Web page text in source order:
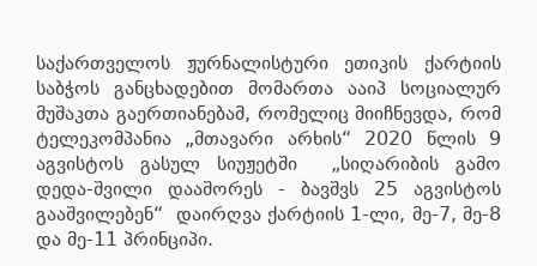
საქართველოს ჟურნალისტური ეთიკის ქარტიის
საბჭოს განცხადებით მომართა ააიპ სოციალურ
მუშაკთა გაერთიანებამ, რომელიც მიიჩნევდა, რომ
ტელეკომპანია „მთავარი არხის“ 2020 წლის 9
აგვისტოს გასულ სიუჟეტში „სიღარიბის გამო
დედა-შვილი დააშორეს - ბავშვს 25 აგვისტოს
გააშვილებენ“ დაირღვა ქარტიის 1-ლი, მე-7, მე-8
და მე-11 პრინციპი.